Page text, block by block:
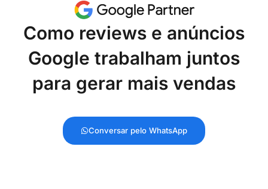
Como reviews e anúncios
Google trabalham juntos
para gerar mais vendas
Conversar pelo WhatsApp